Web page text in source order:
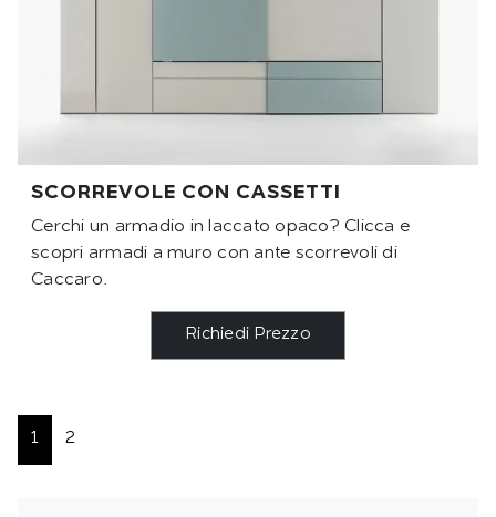
SCORREVOLE CON CASSETTI
Cerchi un armadio in laccato opaco? Clicca e
scopri armadi a muro con ante scorrevoli di
Caccaro.
Richiedi Prezzo
1 2